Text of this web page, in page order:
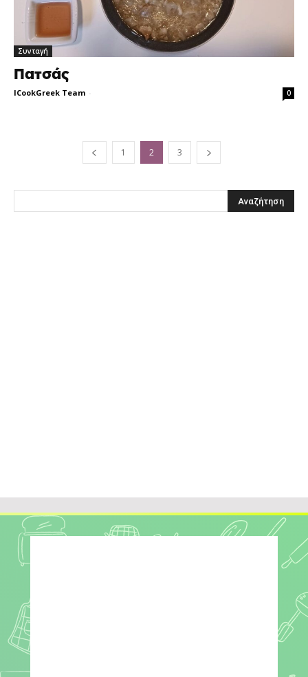
Συνταγή
Πατσάς
ICookGreek Team - 0
1 2 3